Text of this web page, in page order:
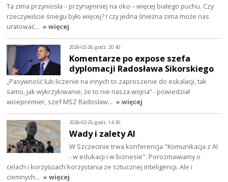
Ta zima przyniosła – przynajmniej na oko – więcej białego puchu. Czy
rzeczywiście śniegu było więcej? I czy jedna śnieżna zima może nas
uratować… » więcej
2026-02-26, godz. 20:40
Komentarze po expose szefa
dyplomacji Radosława Sikorskiego
„Pasywność lub liczenie na innych to zaproszenie do eskalacji, tak
samo, jak wykrzykiwanie, że to nie nasza wojna” - powiedział
wicepremier, szef MSZ Radosław… » więcej
2026-02-25, godz. 14:30
Wady i zalety AI
W Szczecinie trwa konferencja "Komunikacja z AI
- w edukacji i w biznesie". Porozmawiamy o
celach i korzyściach korzystania ze sztucznej inteligencji. Ale i
ciemnych… » więcej